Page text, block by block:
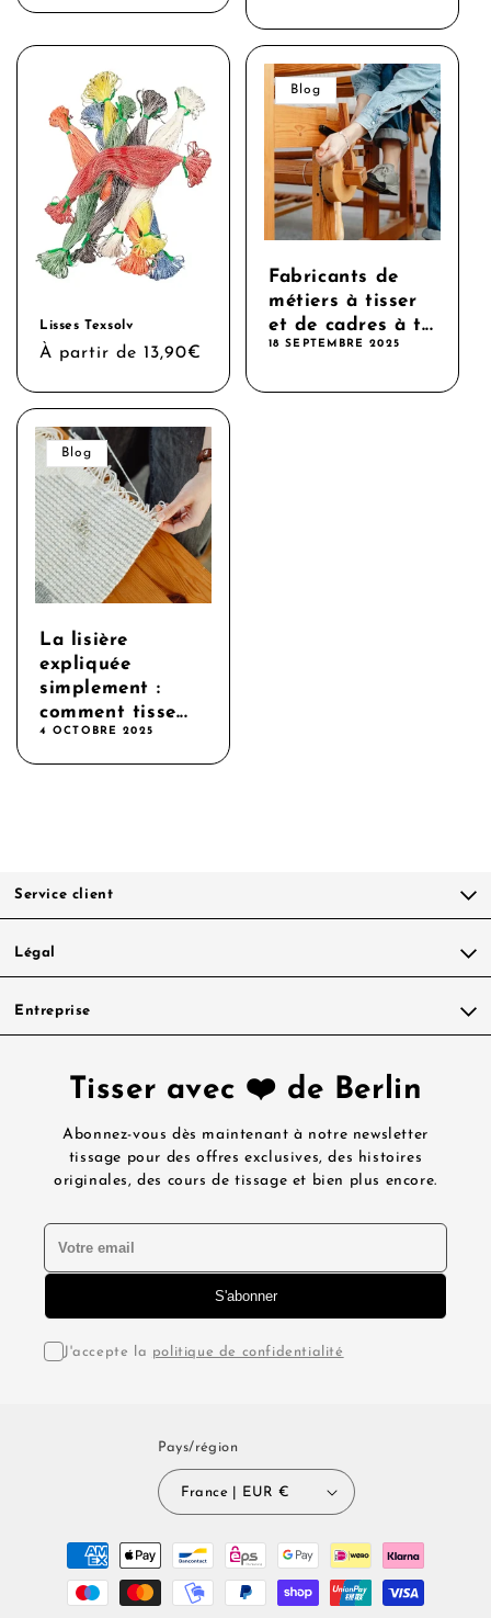
Lisses Texsolv
Prix
À partir de 13,90€
Blog
Fabricants de
métiers à tisser
et de cadres à t...
18 SEPTEMBRE 2025
Blog
La lisière
expliquée
simplement :
comment tisse...
4 OCTOBRE 2025
Service client
Légal
Entreprise
Tisser avec ❤️ de Berlin
Abonnez-vous dès maintenant à notre newsletter
tissage pour des offres exclusives, des histoires
originales, des cours de tissage et bien plus encore.
J'accepte la politique de confidentialité
Pays/région
France | EUR €
Moyens
paiement